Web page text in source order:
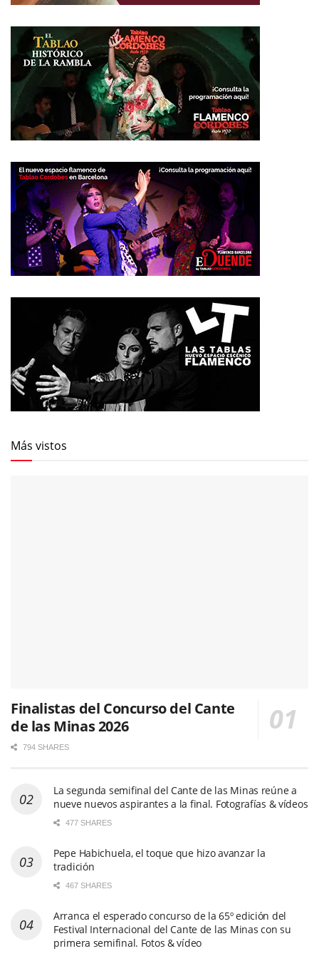
Más vistos
Finalistas del Concurso del Cante
de las Minas 2026
794 SHARES
La segunda semifinal del Cante de las Minas reúne a
nueve nuevos aspirantes a la final. Fotografías & vídeos
477 SHARES
Pepe Habichuela, el toque que hizo avanzar la
tradición
467 SHARES
Arranca el esperado concurso de la 65º edición del
Festival Internacional del Cante de las Minas con su
primera semifinal. Fotos & vídeo